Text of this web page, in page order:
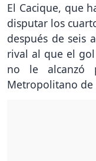
El Cacique, que
disputar los
después de seis
rival al que el gol
no le alcanzó
Metropolitano